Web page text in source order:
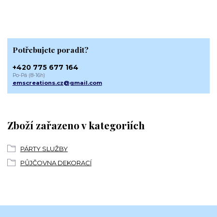
Zboží zařazeno v kategoriích
PÁRTY SLUŽBY
PŮJČOVNA DEKORACÍ
Potřebujete poradit?
+420 775 677 164
Po-Pá (8-16h)
emscreations.cz@gmail.com